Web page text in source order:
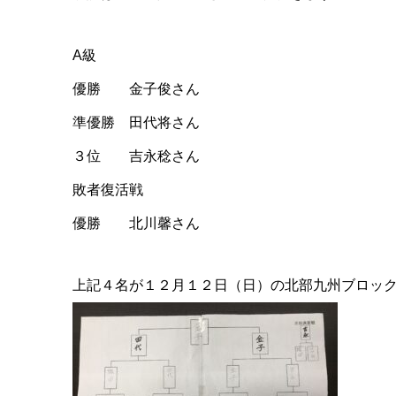
A級
優勝 金子俊さん
準優勝 田代将さん
３位 吉永稔さん
敗者復活戦
優勝 北川馨さん
上記４名が１２月１２日（日）の北部九州ブロッ